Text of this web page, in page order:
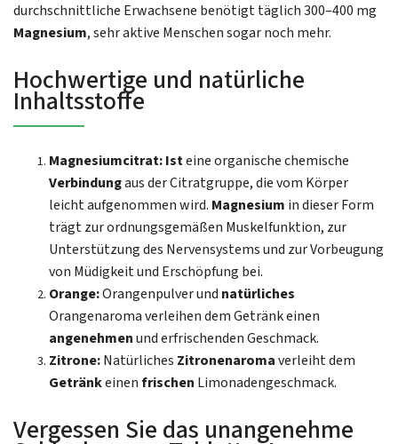
durchschnittliche Erwachsene benötigt täglich 300–400 mg
Magnesium, sehr aktive Menschen sogar noch mehr.
Hochwertige und natürliche
Inhaltsstoffe
Magnesiumcitrat: Isteine organische chemische
Verbindungaus der Citratgruppe, die vom Körper
leicht aufgenommen wird. Magnesium in dieser Form
trägt zur ordnungsgemäßen Muskelfunktion, zur
Unterstützung des Nervensystems und zur Vorbeugung
von Müdigkeit und Erschöpfung bei.
Orange:Orangenpulver und natürliches
Orangenaroma verleihen dem Getränk einen
angenehmenund erfrischenden Geschmack.
Zitrone:Natürliches Zitronenaromaverleiht dem
Getränkeinenfrischen Limonadengeschmack.
Vergessen Sie das unangenehme